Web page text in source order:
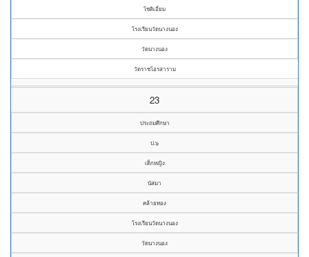
โชติเอี่ยม
โรงเรียนวัดนางนอง
วัดนางนอง
วัดราชโอรสาราม
23
ประถมศึกษา
ป.๖
เด็กหญิง
นัสมา
คล้ายทอง
โรงเรียนวัดนางนอง
วัดนางนอง